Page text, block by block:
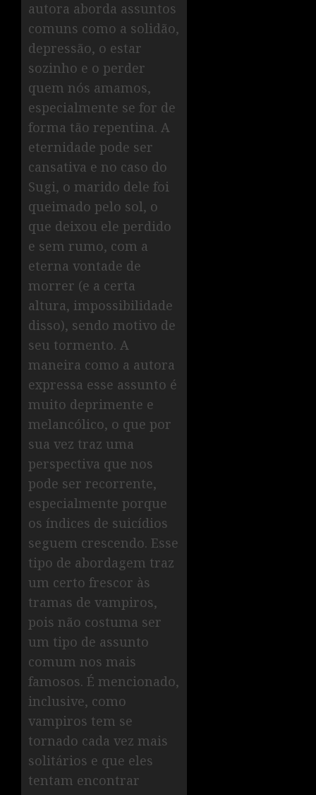
autora aborda assuntos
comuns como a solidão,
depressão, o estar
sozinho e o perder
quem nós amamos,
especialmente se for de
forma tão repentina. A
eternidade pode ser
cansativa e no caso do
Sugi, o marido dele foi
queimado pelo sol, o
que deixou ele perdido
e sem rumo, com a
eterna vontade de
morrer (e a certa
altura, impossibilidade
disso), sendo motivo de
seu tormento. A
maneira como a autora
expressa esse assunto é
muito deprimente e
melancólico, o que por
sua vez traz uma
perspectiva que nos
pode ser recorrente,
especialmente porque
os índices de suicídios
seguem crescendo. Esse
tipo de abordagem traz
um certo frescor às
tramas de vampiros,
pois não costuma ser
um tipo de assunto
comum nos mais
famosos. É mencionado,
inclusive, como
vampiros tem se
tornado cada vez mais
solitários e que eles
tentam encontrar